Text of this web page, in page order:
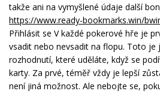
takže ani na vymyšlené údaje další
https://www.ready-bookmarks.win/
Přihlásit se V každé pokerové hře je
vsadit nebo nevsadit na flopu. Toto je
rozhodnutí, které uděláte, když se
karty. Za prvé, téměř vždy je lepší
není jiná možnost. Ale nebojte se,